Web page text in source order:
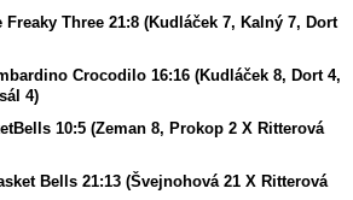
Freaky Three 21:8 (Kudláček 7, Kalný 7, Dort
Crocodilo 16:16 (Kudláček 8, Dort 4,
4)
10:5 (Zeman 8, Prokop 2 X Ritterová
Bells 21:13 (Švejnohová 21 X Ritterová